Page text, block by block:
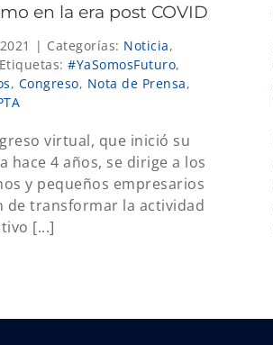
en la era post COVID
| Categorías: Noticia,
Etiquetas: #YaSomosFuturo,
, Congreso, Nota de Prensa,
virtual, que inició su
hace 4 años, se dirige a los
y pequeños empresarios
de transformar la actividad
[...]